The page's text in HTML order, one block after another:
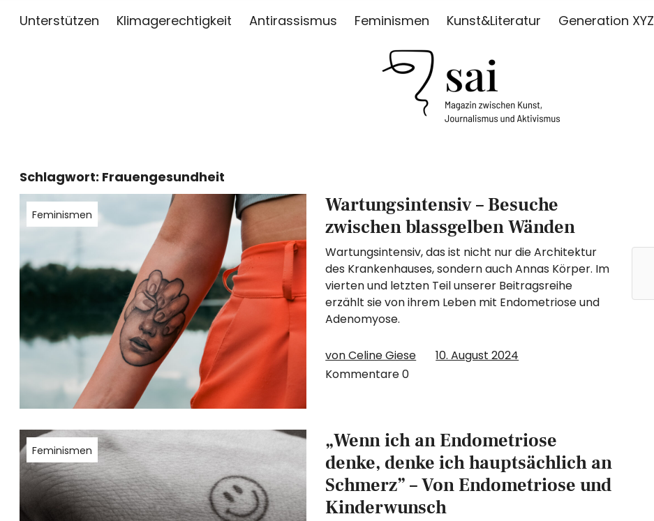
Unterstützen Klimagerechtigkeit Antirassismus Feminismen Kunst&Literatur Generation XYZ
Schlagwort: Frauengesundheit
Feminismen
Wartungsintensiv – Besuche
zwischen blassgelben Wänden
Wartungsintensiv, das ist nicht nur die Architektur
des Krankenhauses, sondern auch Annas Körper. Im
vierten und letzten Teil unserer Beitragsreihe
erzählt sie von ihrem Leben mit Endometriose und
Adenomyose.
von Celine Giese
10. August 2024
Kommentare0
Feminismen
„Wenn ich an Endometriose
denke, denke ich hauptsächlich an
Schmerz” – Von Endometriose und
Kinderwunsch